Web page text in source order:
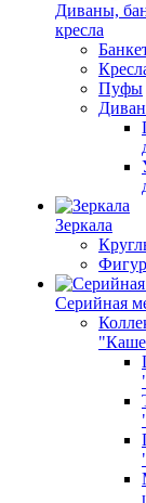
Диваны,
кресла
Пуфы
Зеркала
Серийная